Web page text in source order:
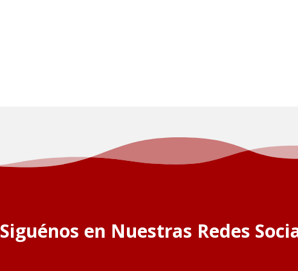
Siguénos en Nuestras Redes